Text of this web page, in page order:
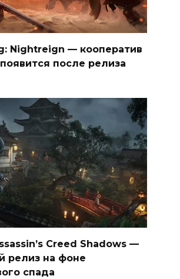
Nightreign — кооператив
после релиза
Creed Shadows —
релиз на фоне
спада